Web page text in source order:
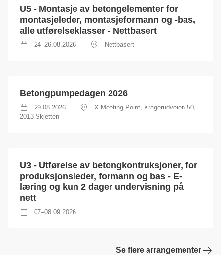
U5 - Montasje av betongelementer for
montasjeleder, montasjeformann og -bas,
alle utførelseklasser - Nettbasert
24–26.08.2026 Nettbasert
Betongpumpedagen 2026
29.08.2026
X Meeting Point, Kragerudveien 50,
2013 Skjetten
U3 - Utførelse av betongkontruksjoner, for
produksjonsleder, formann og bas - E-
læring og kun 2 dager undervisning på
nett
07–08.09.2026
Se flere arrangementer